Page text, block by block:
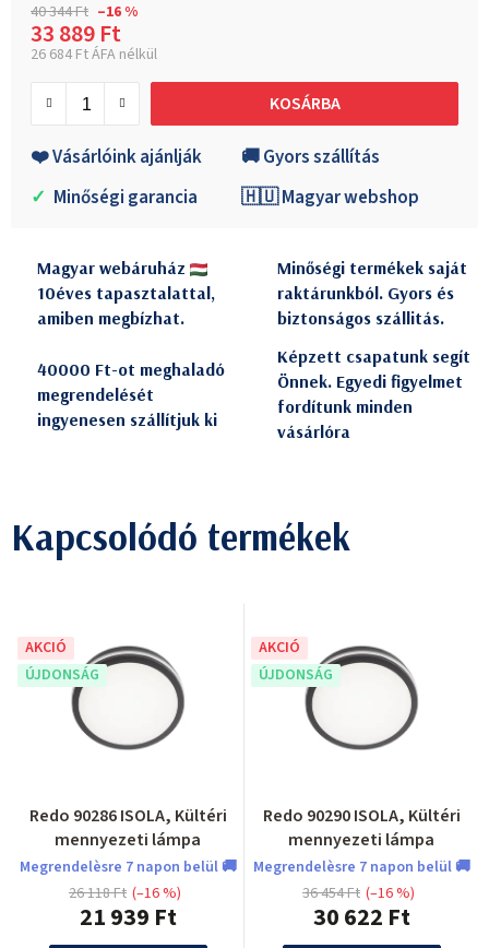
40 344 Ft –16 %
33 889 Ft
26 684 Ft ÁFA nélkül
KOSÁRBA
❤️ Vásárlóink ajánlják
🚚 Gyors szállítás
✓ Minőségi garancia 🇭🇺 Magyar webshop
Magyar webáruház
10éves tapasztalattal,
amiben megbízhat.
Minőségi termékek saját
raktárunkból. Gyors és
biztonságos szállitás.
40000 Ft-ot meghaladó
megrendelését
ingyenesen szállítjuk ki
Képzett csapatunk segít
Önnek. Egyedi figyelmet
fordítunk minden
vásárlóra
Kapcsolódó termékek
AKCIÓ
ÚJDONSÁG
Redo 90286 ISOLA, Kültéri
mennyezeti lámpa
Megrendelèsre 7 napon belül 🚚
21 939 Ft
26 118 Ft (–16 %)
AKCIÓ
ÚJDONSÁG
Redo 90290 ISOLA, Kültéri
mennyezeti lámpa
Megrendelèsre 7 napon belül 🚚
30 622 Ft
36 454 Ft (–16 %)